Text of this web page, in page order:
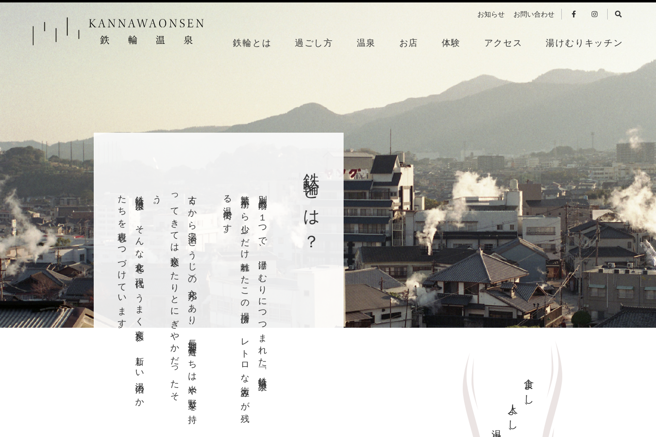
お知らせ お問い合わせ
鉄輪とは 過ごし方 温泉 お店 体験 アクセス 湯けむりキッチン
鉄輪とは？
別府八湯の１つで、湯けむりにつつまれた「 鉄輪温泉 」。
繁
華
街
か
ら
少
し
だ
け
離
れ
た
こ
の
場
所
は
、
レ
ト
ロ
な
街
並
み
が
残
る
温
泉
街
で
す
。
古
く
か
ら
湯
治
（
と
う
じ
）
の
文
化
が
あ
り
、
長
期
滞
在
者
た
ち
は
米
や
野
菜
を
持
っ
て
き
て
は
交
換
し
た
り
と
に
ぎ
や
か
だ
っ
た
そ
う
。
鉄
輪
温
泉
は
、
そ
ん
な
文
化
を
現
代
に
う
ま
く
変
換
し
、
新
し
い
湯
治
の
か
た
ち
を
表
現
し
つ
づ
け
て
い
ま
す
。 食よし、
人よし、